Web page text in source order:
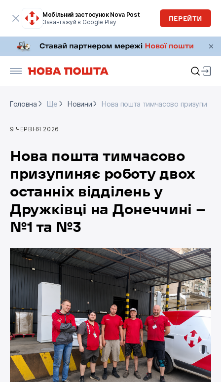
Мобільний застосунок Nova Post
Завантажуй в Google Play
ПЕРЕЙТИ
Головна
Ще Новини Нова пошта тимчасово призупиняє
9 ЧЕРВНЯ 2026
Нова пошта тимчасово
призупиняє роботу двох
останніх відділень у
Дружківці на Донеччині —
№1 та №3